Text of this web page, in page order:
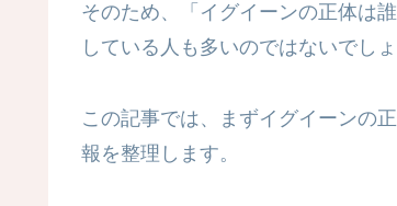
そのため、「イグイーンの正体は
している人も多いのではないでしょ
この記事では、まずイグイーンの
報を整理します。